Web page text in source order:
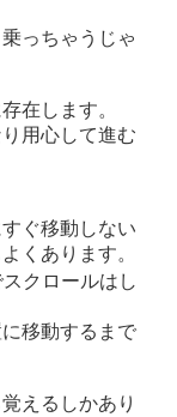
っちゃうじゃ
在します。
用心して進む
ぐ移動しない
くあります。
クロールはし
移動するまで
えるしかあり